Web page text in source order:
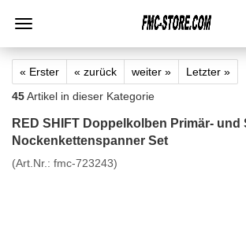
« Erster « zurück weiter »
Letzter »
45Artikel in dieser Kategorie
RED SHIFT Doppelkolben Primär- und
Nockenkettenspanner Set
(Art.Nr.: fmc-723243)